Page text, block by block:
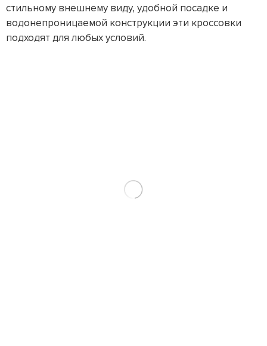
стильному внешнему виду, удобной посадке и
водонепроницаемой конструкции эти кроссовки
подходят для любых условий.